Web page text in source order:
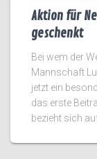
Aktion für
geschenkt
Bei wem der
Mannschaft
jetzt ein
das erste
bezieht sich